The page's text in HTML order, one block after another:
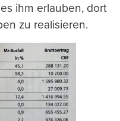
ihm erlauben, dort
zu realisieren.